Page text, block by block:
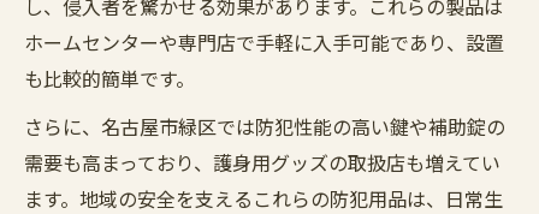
し、侵入者を驚かせる効果があります。これらの製品は
ホームセンターや専門店で手軽に入手可能であり、設置
も比較的簡単です。
さらに、名古屋市緑区では防犯性能の高い鍵や補助錠の
需要も高まっており、護身用グッズの取扱店も増えてい
ます。地域の安全を支えるこれらの防犯用品は、日常生